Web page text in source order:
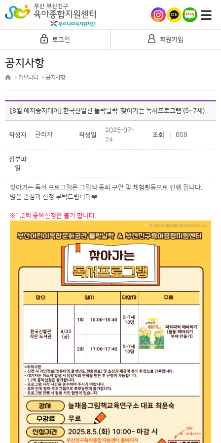
로그인 회원가입
공지사항
커뮤니티 공지사항
[8월 애지중지데이] 한국신발관 들락날락 ‘찾아가는 독서프로그램’(5~7세)
작성자 관리자 작성일
2025-07-
24
조회 608
첨부파
일
찾아가는 독서 프로그램은 그림책 동화 구연 및 체험활동으로 진행 됩니다.
많은 관심과 신청 부탁드립니다❤️
※1,2회 중복신청은 불가 합니다.